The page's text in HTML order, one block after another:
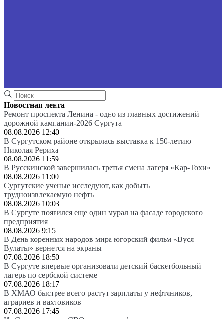
Новостная лента
Ремонт проспекта Ленина - одно из главных достижений
дорожной кампании-2026 Сургута
08.08.2026 12:40
В Сургутском районе открылась выставка к 150-летию
Николая Рериха
08.08.2026 11:59
В Русскинской завершилась третья смена лагеря «Кар-Тохи»
08.08.2026 11:00
Сургутские ученые исследуют, как добыть
трудноизвлекаемую нефть
08.08.2026 10:03
В Сургуте появился еще один мурал на фасаде городского
предприятия
08.08.2026 9:15
В День коренных народов мира югорский фильм «Вуся
Вулаты» вернется на экраны
07.08.2026 18:50
В Сургуте впервые организовали детский баскетбольный
лагерь по сербской системе
07.08.2026 18:17
В ХМАО быстрее всего растут зарплаты у нефтяников,
аграриев и вахтовиков
07.08.2026 17:45